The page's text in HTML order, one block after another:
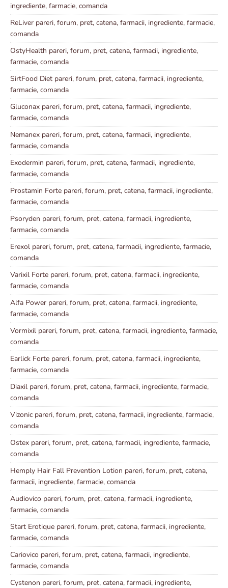
ingrediente, farmacie, comanda
ReLiver pareri, forum, pret, catena, farmacii, ingrediente, farmacie,
comanda
OstyHealth pareri, forum, pret, catena, farmacii, ingrediente,
farmacie, comanda
SirtFood Diet pareri, forum, pret, catena, farmacii, ingrediente,
farmacie, comanda
Gluconax pareri, forum, pret, catena, farmacii, ingrediente,
farmacie, comanda
Nemanex pareri, forum, pret, catena, farmacii, ingrediente,
farmacie, comanda
Exodermin pareri, forum, pret, catena, farmacii, ingrediente,
farmacie, comanda
Prostamin Forte pareri, forum, pret, catena, farmacii, ingrediente,
farmacie, comanda
Psoryden pareri, forum, pret, catena, farmacii, ingrediente,
farmacie, comanda
Erexol pareri, forum, pret, catena, farmacii, ingrediente, farmacie,
comanda
Varixil Forte pareri, forum, pret, catena, farmacii, ingrediente,
farmacie, comanda
Alfa Power pareri, forum, pret, catena, farmacii, ingrediente,
farmacie, comanda
Vormixil pareri, forum, pret, catena, farmacii, ingrediente, farmacie,
comanda
Earlick Forte pareri, forum, pret, catena, farmacii, ingrediente,
farmacie, comanda
Diaxil pareri, forum, pret, catena, farmacii, ingrediente, farmacie,
comanda
Vizonic pareri, forum, pret, catena, farmacii, ingrediente, farmacie,
comanda
Ostex pareri, forum, pret, catena, farmacii, ingrediente, farmacie,
comanda
Hemply Hair Fall Prevention Lotion pareri, forum, pret, catena,
farmacii, ingrediente, farmacie, comanda
Audiovico pareri, forum, pret, catena, farmacii, ingrediente,
farmacie, comanda
Start Erotique pareri, forum, pret, catena, farmacii, ingrediente,
farmacie, comanda
Cariovico pareri, forum, pret, catena, farmacii, ingrediente,
farmacie, comanda
Cystenon pareri, forum, pret, catena, farmacii, ingrediente,